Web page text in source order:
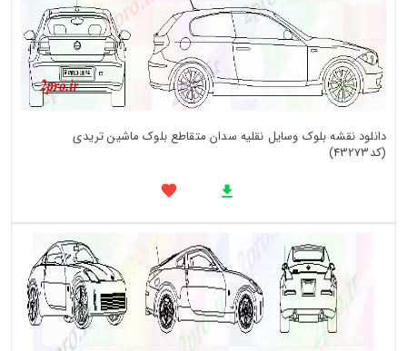
دانلود نقشه بلوک وسایل نقلیه سدان متقاطع بلوک ماشین تریدی
(کد43273)